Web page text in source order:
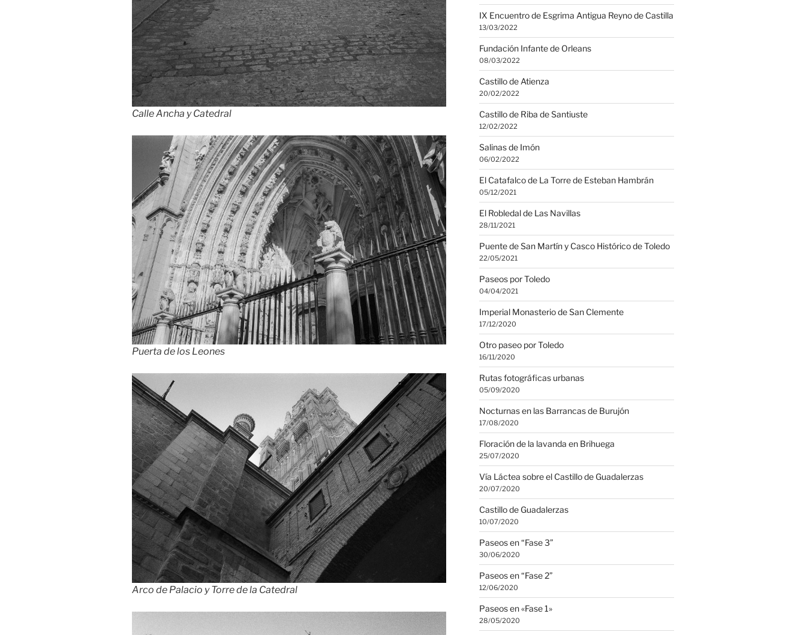
Calle Ancha y Catedral
Puerta de los Leones
Arco de Palacio y Torre de la Catedral
IX Encuentro de Esgrima Antigua Reyno de Castilla
13/03/2022
Fundación Infante de Orleans
08/03/2022
Castillo de Atienza
20/02/2022
Castillo de Riba de Santiuste
12/02/2022
Salinas de Imón
06/02/2022
El Catafalco de La Torre de Esteban Hambrán
05/12/2021
El Robledal de Las Navillas
28/11/2021
Puente de San Martín y Casco Histórico de Toledo
22/05/2021
Paseos por Toledo
04/04/2021
Imperial Monasterio de San Clemente
17/12/2020
Otro paseo por Toledo
16/11/2020
Rutas fotográficas urbanas
05/09/2020
Nocturnas en las Barrancas de Burujón
17/08/2020
Floración de la lavanda en Brihuega
25/07/2020
Vía Láctea sobre el Castillo de Guadalerzas
20/07/2020
Castillo de Guadalerzas
10/07/2020
Paseos en “Fase 3”
30/06/2020
Paseos en “Fase 2”
12/06/2020
Paseos en «Fase 1»
28/05/2020